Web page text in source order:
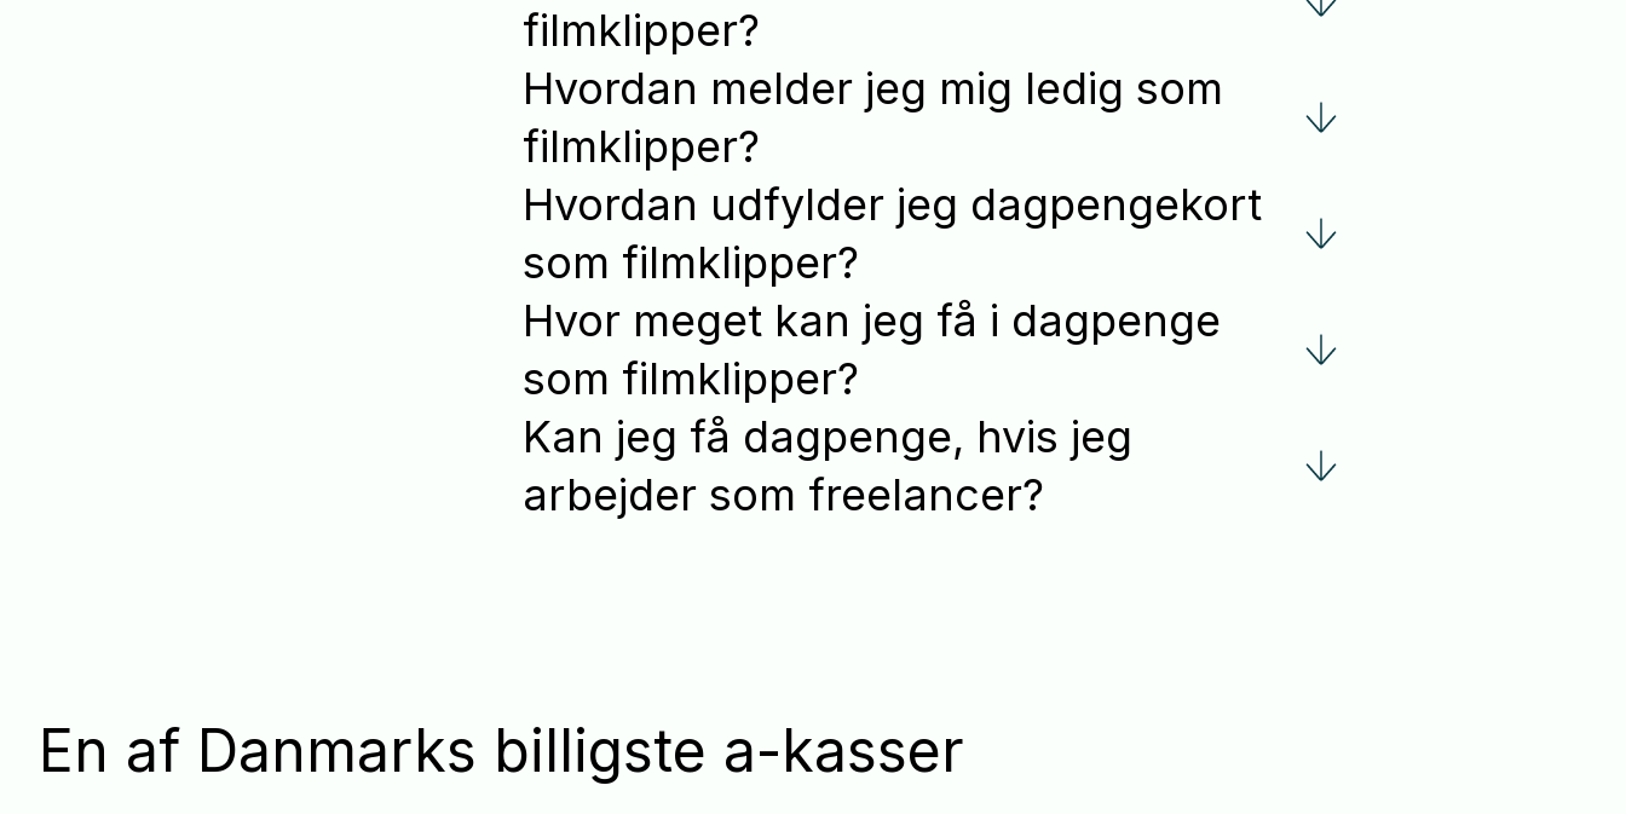
filmklipper?
Hvordan melder jeg mig ledig som
filmklipper?
Hvordan udfylder jeg dagpengekort
som filmklipper?
Hvor meget kan jeg få i dagpenge
som filmklipper?
Kan jeg få dagpenge, hvis jeg
arbejder som freelancer?
En af Danmarks billigste a-kasser